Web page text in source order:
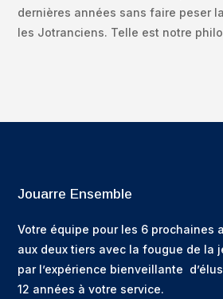
dernières années sans faire peser
les Jotranciens. Telle est notre
Jouarre Ensemble
Votre équipe pour les 6 prochaines
aux deux tiers avec la fougue de la
par l’expérience bienveillante
12 années à votre service.